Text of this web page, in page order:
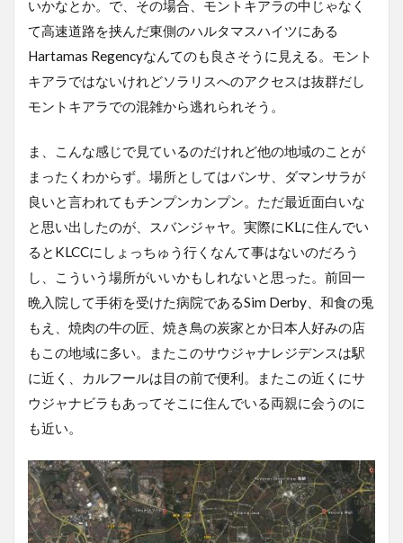
いかなとか。で、その場合、モントキアラの中じゃなく
て高速道路を挟んだ東側のハルタマスハイツにある
Hartamas Regencyなんてのも良さそうに見える。モント
キアラではないけれどソラリスへのアクセスは抜群だし
モントキアラでの混雑から逃れられそう。
ま、こんな感じで見ているのだけれど他の地域のことが
まったくわからず。場所としてはバンサ、ダマンサラが
良いと言われてもチンプンカンプン。ただ最近面白いな
と思い出したのが、スバンジャヤ。実際にKLに住んでい
るとKLCCにしょっちゅう行くなんて事はないのだろう
し、こういう場所がいいかもしれないと思った。前回一
晩入院して手術を受けた病院であるSim Derby、和食の兎
もえ、焼肉の牛の匠、焼き鳥の炭家とか日本人好みの店
もこの地域に多い。またこのサウジャナレジデンスは駅
に近く、カルフールは目の前で便利。またこの近くにサ
ウジャナビラもあってそこに住んでいる両親に会うのに
も近い。